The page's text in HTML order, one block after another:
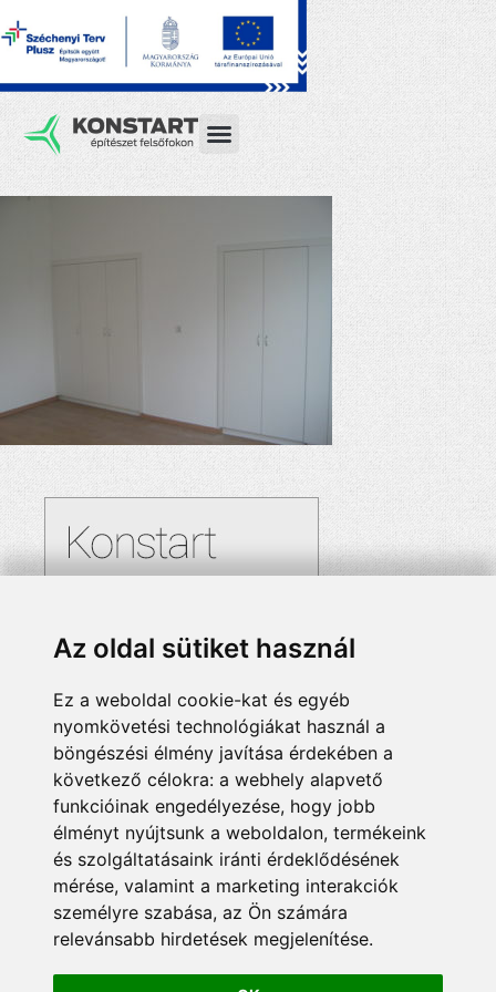
Az oldal sütiket használ
Ez a weboldal cookie-kat és egyéb
nyomkövetési technológiákat használ a
böngészési élmény javítása érdekében a
következő célokra: a webhely alapvető
funkcióinak engedélyezése, hogy jobb
élményt nyújtsunk a weboldalon, termékeink
és szolgáltatásaink iránti érdeklődésének
mérése, valamint a marketing interakciók
személyre szabása, az Ön számára
relevánsabb hirdetések megjelenítése.